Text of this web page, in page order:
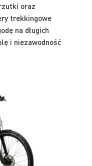
oraz
trekkingowe
na długich
i niezawodność